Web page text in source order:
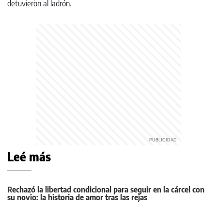
Leé más
Rechazó la libertad condicional para seguir en la cárcel con
su novio: la historia de amor tras las rejas